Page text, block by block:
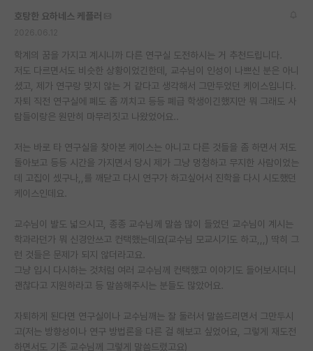
호탕한 요하네스 케플러
학계의 꿈을 가지고 계시니까 다른 연구실 도전하시는 거 추천드립니다.
저도 다르면서도 비슷한 상황이었긴한데, 교수님이 인성이 나쁘신 분은 아니
셨고, 제가 연구랑 맞지 않는 거 같다고 생각해서 그만두었던 케이스입니다.
자퇴 직전 연구실에 폐도 좀 끼치고 등등 폐급 학생이긴했지만 뭐 그래도 사
람들이랑은 원만히 마무리짓고 나왔었어요..
저는 바로 타 연구실을 찾아본 케이스는 아니고 다른 것들을 좀 하면서 저도
돌아보고 등등 시간을 가지면서 당시 제가 그냥 멍청하고 무지한 사람이었는
데 고집이 셌구나,,를 깨닫고 다시 연구가 하고싶어서 진학을 다시 시도했던
케이스인데요.
교수님이 발도 넓으시고, 종종 교수님께 말씀 많이 들었던 교수님이 계시는
학과라던가 뭐 신경안쓰고 컨택했는데요(교수님 모교시기도 하고,,,) 딱히 그
런 것들은 문제가 되지 않더라고요.
그냥 입시 다시하는 것처럼 여러 교수님께 컨택했고 이야기도 들어보시더니
괜찮다고 지원하라고 등 말씀해주시는 분들도 많았어요.
자퇴하게 된다면 연구실이나 교수님깨는 잘 둘러서 말씀드리면서 그만두시
고(저는 방향성이나 연구 방법론을 다른 걸 해보고 싶었어요, 그렇게 재도전
하면서도 기존 교수님께 그렇게 말씀드렸고요)